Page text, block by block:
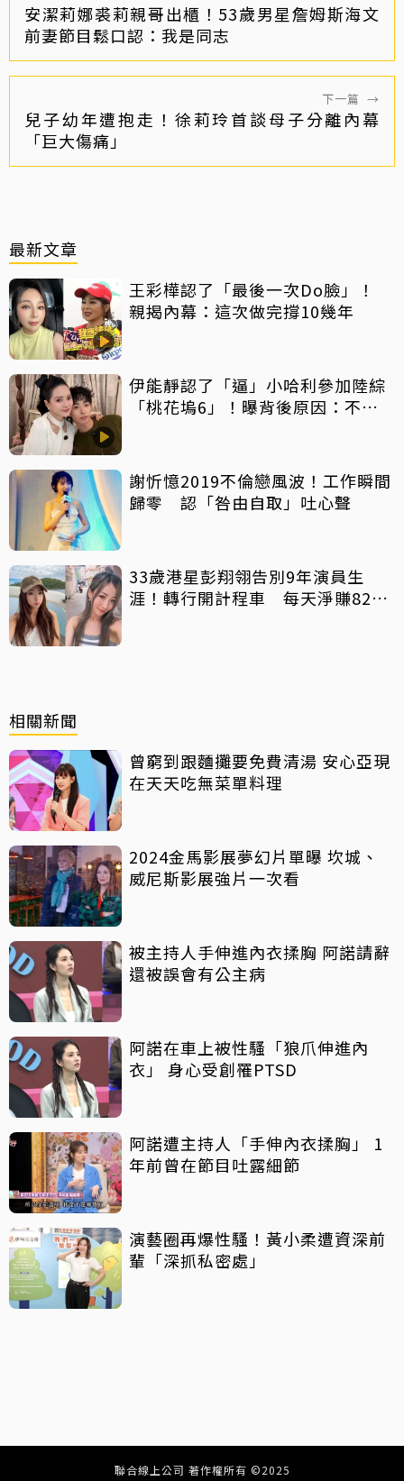
安潔莉娜裘莉親哥出櫃！53歲男星詹姆斯海文
前妻節目鬆口認：我是同志
下一篇 →
兒子幼年遭抱走！徐莉玲首談母子分離內幕
「巨大傷痛」
最新文章
王彩樺認了「最後一次Do臉」！
親揭內幕：這次做完撐10幾年
伊能靜認了「逼」小哈利參加陸綜
「桃花塢6」！曝背後原因：不希
謝忻憶2019不倫戀風波！工作瞬間
歸零 認「咎由自取」吐心聲
33歲港星彭翔翎告別9年演員生
涯！轉行開計程車 每天淨賺8200
相關新聞
曾窮到跟麵攤要免費清湯 安心亞現
在天天吃無菜單料理
2024金馬影展夢幻片單曝 坎城、
威尼斯影展強片一次看
被主持人手伸進內衣揉胸 阿諾請辭
還被誤會有公主病
阿諾在車上被性騷「狼爪伸進內
衣」 身心受創罹PTSD
阿諾遭主持人「手伸內衣揉胸」 1
年前曾在節目吐露細節
演藝圈再爆性騷！黃小柔遭資深前
輩「深抓私密處」
聯合線上公司 著作權所有 ©2025